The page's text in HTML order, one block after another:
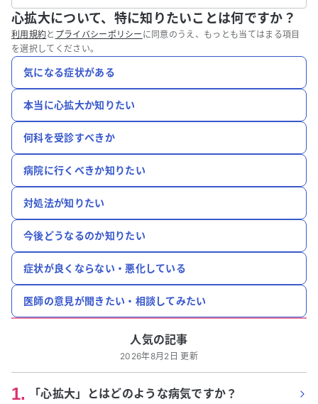
心拡大について、特に知りたいことは何ですか？
利用規約と プライバシーポリシー に同意のうえ、もっとも当てはまる項目
を選択してください。
気になる症状がある
本当に心拡大か知りたい
何科を受診すべきか
病院に行くべきか知りたい
対処法が知りたい
今後どうなるのか知りたい
症状が良くならない・悪化している
医師の意見が聞きたい・相談してみたい
人気の記事
2026年8月2日 更新
1. 「心拡大」とはどのような病気ですか？